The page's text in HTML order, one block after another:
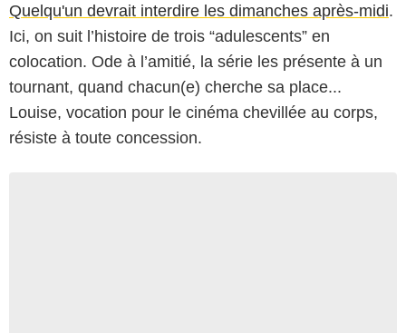
Quelqu'un devrait interdire les dimanches après-midi.
Ici, on suit l’histoire de trois “adulescents” en
colocation. Ode à l’amitié, la série les présente à un
tournant, quand chacun(e) cherche sa place...
Louise, vocation pour le cinéma chevillée au corps,
résiste à toute concession.